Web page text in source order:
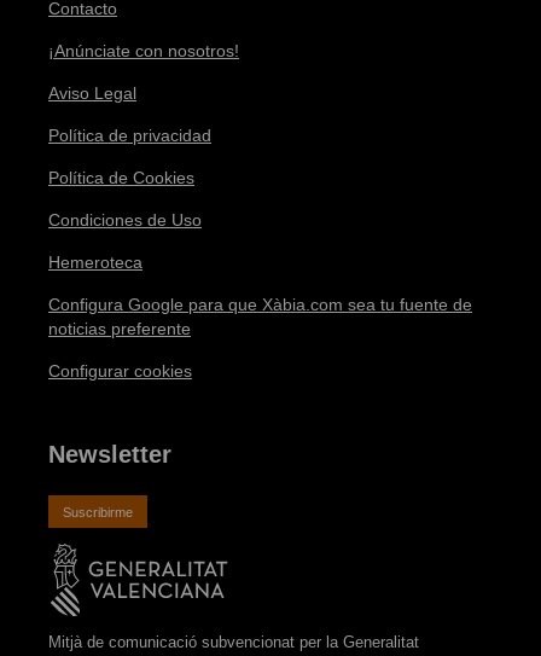
Contacto
¡Anúnciate con nosotros!
Aviso Legal
Política de privacidad
Política de Cookies
Condiciones de Uso
Hemeroteca
Configura Google para que Xàbia.com sea tu fuente de
noticias preferente
Configurar cookies
Newsletter
Suscribirme
Mitjà de comunicació subvencionat per la Generalitat